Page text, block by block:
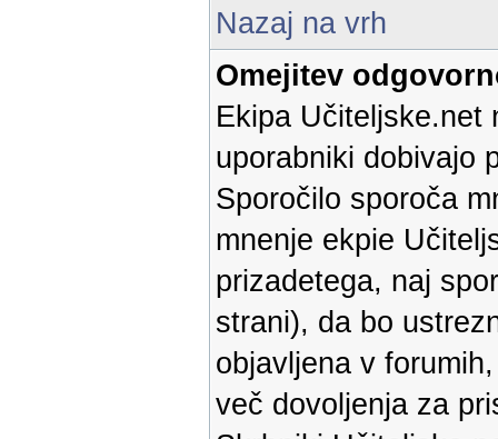
Nazaj na vrh
Omejitev
Ekipa Učiteljske.net
uporabniki dobivajo
Sporočilo sporoča
mnenje ekpie
prizadetega, naj
strani), da bo
objavljena v
več dovoljenja za